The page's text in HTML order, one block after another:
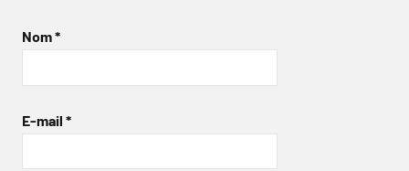
Nom*
E-mail *